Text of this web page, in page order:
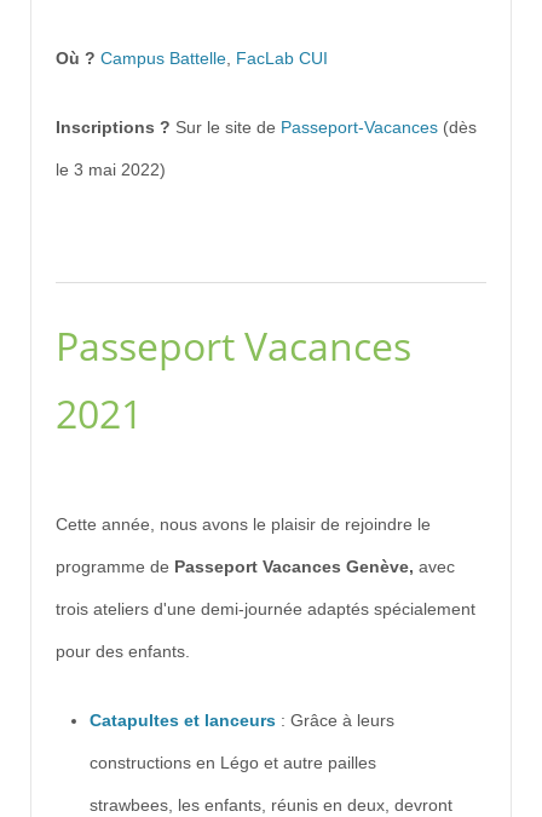
Où ? Campus Battelle FacLab CUI
Inscriptions ? Sur le site de Passeport-Vacances (dès
le 3 mai 2022)
Passeport Vacances
2021
Cette année, nous avons le plaisir de rejoindre le
programme de Passeport Vacances Genève, avec
trois ateliers d'une demi-journée adaptés spécialement
pour des enfants.
Catapultes et lanceurs : Grâce à leurs
constructions en Légo et autre pailles
strawbees, les enfants, réunis en deux, devront